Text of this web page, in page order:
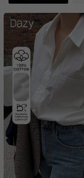
4.91